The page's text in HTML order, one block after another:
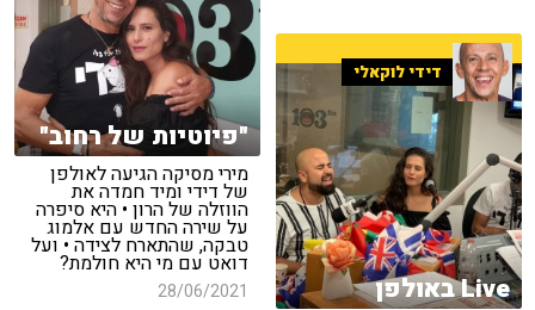
"פיוטיות של רחוב"
מירי מסיקה הגיעה לאולפן
של דידי ומיד חמדה את
הווזלה של הרון • היא סיפרה
על שירה החדש עם אלמוג
טבקה, שהתארח לצידה • ועל
דואט עם מי היא חולמת?
28/06/2021
דידי לוקאלי
Live באולפן